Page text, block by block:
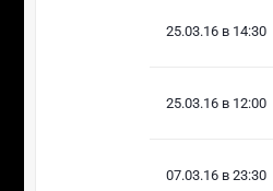
25.03.16 в 14:30
25.03.16 в 12:00
07.03.16 в 23:30